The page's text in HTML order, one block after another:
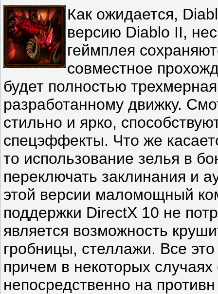
Как ожидается,
версию Diablo II,
геймплея
совместное
будет полностью
разработанному движку.
стильно и ярко,
спецэффекты. Что же
то использование зелья в
переключать заклинания
этой версии маломощный
поддержки DirectX 10 не
является возможность
гробницы, стеллажи. Все
причем в некоторых
непосредственно на